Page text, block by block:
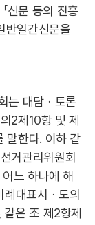
신문 등의 진흥
반일간신문을
는 대담ㆍ토론
2제10항 및 제
말한다. 이하 같
거관리위원회
느 하나에 해
대표시ㆍ도의
은 조 제2항제